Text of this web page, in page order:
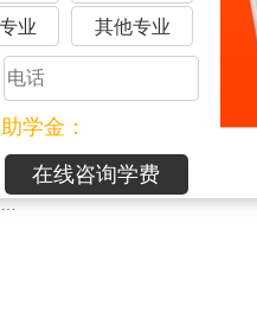
业 其他专业
学金：
在线咨询学费
的职业吗？厨师是一条被
替代设计、甚至抢了简单编程
打击？ 今天要揭秘一个永远不